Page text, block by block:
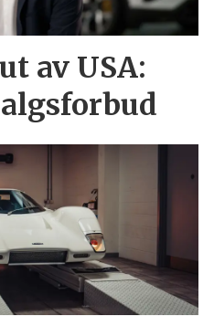
av USA: